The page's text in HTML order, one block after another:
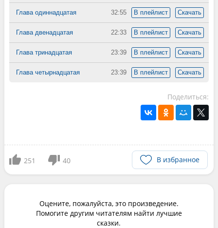
32:55 В плейлист Скачать
Глава одиннадцатая
22:33 В плейлист Скачать
Глава двенадцатая
23:39 В плейлист Скачать
Глава тринадцатая
23:39 В плейлист Скачать
Глава четырнадцатая
Поделиться:
251 40 В избранное
Оцените, пожалуйста, это произведение.
Помогите другим читателям найти лучшие
сказки.